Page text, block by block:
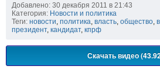
Добавлено: 30 декабря 2011 в 21:43
Категория: Новости и политика
Теги: новости политика власть общество
президент, кандидат, кпрф
Скачать видео